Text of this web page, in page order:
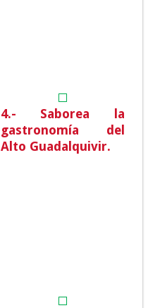
4.- Saborea la
gastronomía del
Alto Guadalquivir.